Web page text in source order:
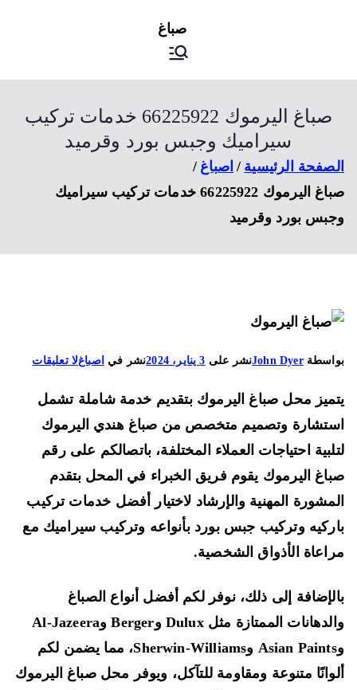
اصباغ
صباغ الكويت
صباغ اليرموك 66225922 خدمات تركيب
سيراميك وجبس بورد وقرميد
الرئيسية
اصباغ
صباغ اليرموك 66225922 خدمات تركيب سيراميك
بورد وقرميد
John Dyerنشر على3 يناير، 2024 نشر في اصباغلا تعليقاتعلى
اليرموك
66225922
تركيب
سيراميك
وجبس
بورد
وقرميد
محل صباغ اليرموك بتقديم خدمة شاملة تشمل
وتصميم متخصص من صباغ هندي اليرموك
احتياجات العملاء المختلفة، باتصالكم على رقم
اليرموك يقوم فريق الخبراء في المحل بتقدم
المهنية والإرشاد لاختيار أفضل خدمات تركيب
وتركيب جبس بورد بأنواعه وتركيب سيراميك مع
الأذواق الشخصية.
إلى ذلك، نوفر لكم أفضل أنواع الصباغ
والدهانات الممتازة مثل Dulux وBerger وAl-Jazeera
وAsian Paints وSherwin-Williams، مما يضمن لكم
متنوعة ومقاومة للتآكل، ويوفر محل صباغ اليرموك